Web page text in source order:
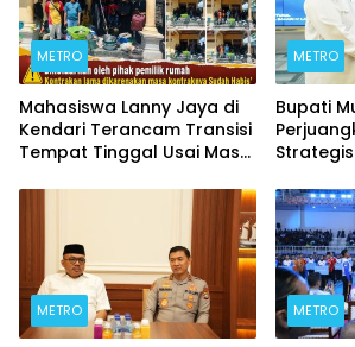
METRO
Mahasiswa Lanny Jaya di
Kendari Terancam Transisi
Tempat Tinggal Usai Masa
METRO
Bupati
METRO METRO